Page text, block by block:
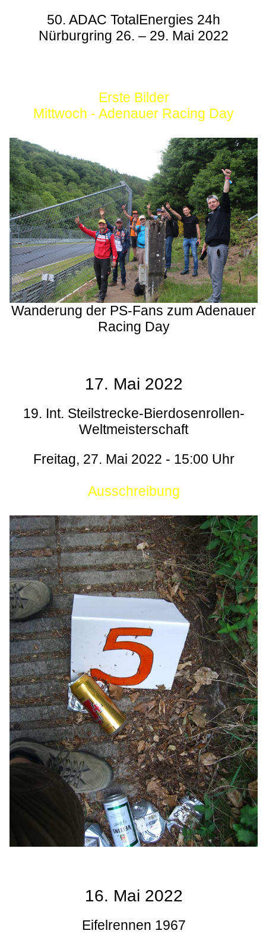
50. ADAC TotalEnergies 24h
Nürburgring 26. – 29. Mai 2022
Erste Bilder
Mittwoch - Adenauer Racing Day
Wanderung der PS-Fans zum Adenauer
Racing Day
17. Mai 2022
19. Int. Steilstrecke-Bierdosenrollen-
Weltmeisterschaft
Freitag, 27. Mai 2022 - 15:00 Uhr
Ausschreibung
16. Mai 2022
Eifelrennen 1967